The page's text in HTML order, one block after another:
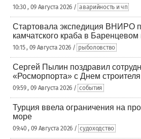
10:30 , 09 Августа 2026 / аварийность и чп
Стартовала экспедиция ВНИРО
камчатского краба в
10:15 , 09 Августа 2026 / рыболовство
Сергей Пылин поздравил
«Росморпорта» с Днем строителя
09:59 , 09 Августа 2026 / события
Турция ввела ограничения на
море
09:40 , 09 Августа 2026 / судоходство